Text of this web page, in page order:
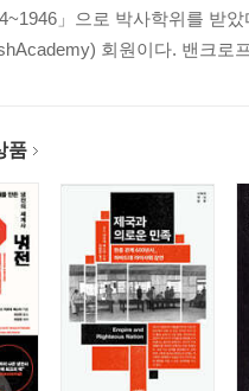
」으로 박사학위를 받
회원이다. 밴크로
품